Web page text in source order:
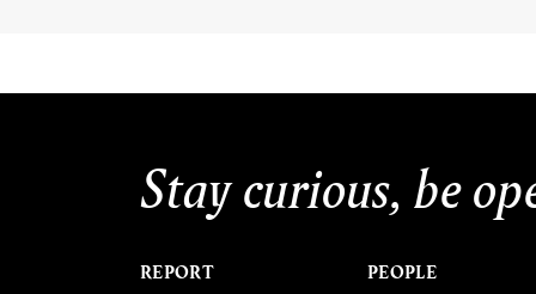
Stay curious, be
REPORT PEOPLE